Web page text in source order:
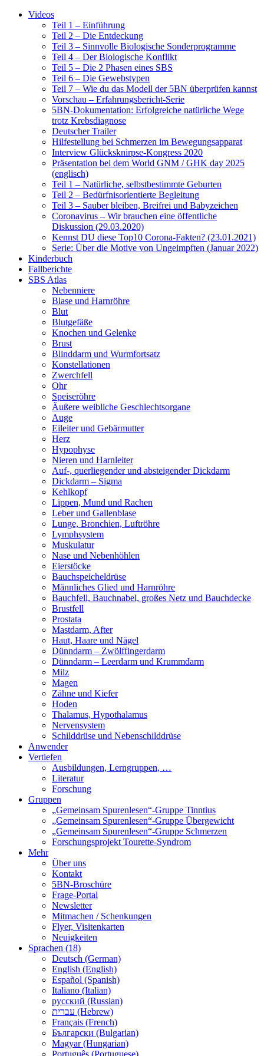
Videos
Teil 1 – Einführung
Teil 2 – Die Entdeckung
Teil 3 – Sinnvolle Biologische Sonderprogramme
Teil 4 – Der Biologische Konflikt
Teil 5 – Die 2 Phasen eines SBS
Teil 6 – Die Gewebstypen
Teil 7 – Wie du das Modell der 5BN überprüfen kannst
Vorschau – Erfahrungsbericht-Serie
5BN-Dokumentation: Erfolgreiche natürliche Wege
trotz Krebsdiagnose
Deutscher Trailer
Hilfestellung bei Schmerzen im Bewegungsapparat
Interview Glücksknirpse-Kongress 2020
Präsentation bei dem World GNM / GHK day 2025
(englisch)
Teil 1 – Natürliche, selbstbestimmte Geburten
Teil 2 – Bedürfnisorientierte Begleitung
Teil 3 – Sauber bleiben, Breifrei und Babyzeichen
Coronavirus – Wir brauchen eine öffentliche
Diskussion (29.03.2020)
Kennst DU diese Top10 Corona-Fakten? (23.01.2021)
Serie: Über die Motive von Ungeimpften (Januar 2022)
Kinderbuch
Fallberichte
SBS Atlas
Nebenniere
Blase und Harnröhre
Blut
Blutgefäße
Knochen und Gelenke
Brust
Blinddarm und Wurmfortsatz
Konstellationen
Zwerchfell
Ohr
Speiseröhre
Äußere weibliche Geschlechtsorgane
Auge
Eileiter und Gebärmutter
Herz
Hypophyse
Nieren und Harnleiter
Auf-, querliegender und absteigender Dickdarm
Dickdarm – Sigma
Kehlkopf
Lippen, Mund und Rachen
Leber und Gallenblase
Lunge, Bronchien, Luftröhre
Lymphsystem
Muskulatur
Nase und Nebenhöhlen
Eierstöcke
Bauchspeicheldrüse
Männliches Glied und Harnröhre
Bauchfell, Bauchnabel, großes Netz und Bauchdecke
Brustfell
Prostata
Mastdarm, After
Haut, Haare und Nägel
Dünndarm – Zwölffingerdarm
Dünndarm – Leerdarm und Krummdarm
Milz
Magen
Zähne und Kiefer
Hoden
Thalamus, Hypothalamus
Nervensystem
Schilddrüse und Nebenschilddrüse
Anwender
Vertiefen
Ausbildungen, Lerngruppen, …
Literatur
Forschung
Gruppen
„Gemeinsam Spurenlesen“-Gruppe Tinntius
„Gemeinsam Spurenlesen“-Gruppe Übergewicht
„Gemeinsam Spurenlesen“-Gruppe Schmerzen
Forschungsprojekt Tourette-Syndrom
Mehr
Über uns
Kontakt
5BN-Broschüre
Frage-Portal
Newsletter
Mitmachen / Schenkungen
Flyer, Visitenkarten
Neuigkeiten
Sprachen (18)
Deutsch (German)
English (English)
Español (Spanish)
Italiano (Italian)
русский (Russian)
עברית (Hebrew)
Français (French)
Български (Bulgarian)
Magyar (Hungarian)
Português (Portuguese)